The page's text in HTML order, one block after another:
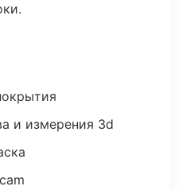
и измерения 3d